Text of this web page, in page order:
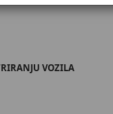
VOZILA